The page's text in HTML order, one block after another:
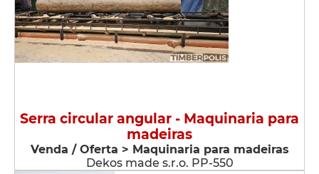
Serra circular angular - Maquinaria para
madeiras
Venda / Oferta > Maquinaria para madeiras
Dekos made s.r.o. PP-550